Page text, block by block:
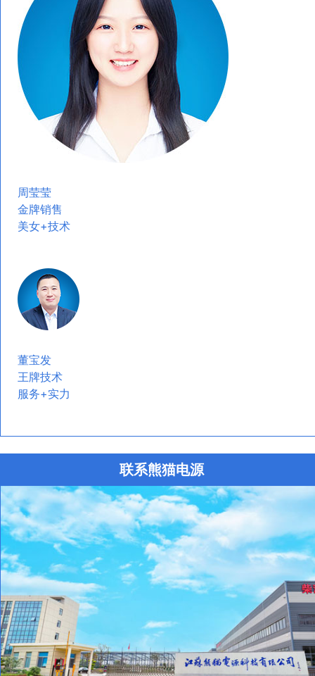
周莹莹
金牌销售
美女+技术
董宝发
王牌技术
服务+实力
联系熊猫电源